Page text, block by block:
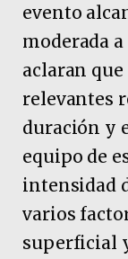
evento
moderada
aclaran
relevantes
duración y
equipo de
intensidad
varios
superficial